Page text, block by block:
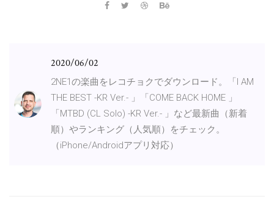
2020/06/02
2NE1の楽曲をレコチョクでダウンロード。「I AM
THE BEST -KR Ver.- 」「COME BACK HOME 」
「MTBD (CL Solo) -KR Ver.- 」など最新曲（新着
順）やランキング（人気順）をチェック。
（iPhone/Androidアプリ対応）